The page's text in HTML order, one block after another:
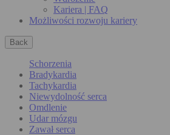
Kariera | FAQ
Możliwości rozwoju kariery
Back
Schorzenia
Bradykardia
Tachykardia
Niewydolność serca
Omdlenie
Udar mózgu
Zawał serca